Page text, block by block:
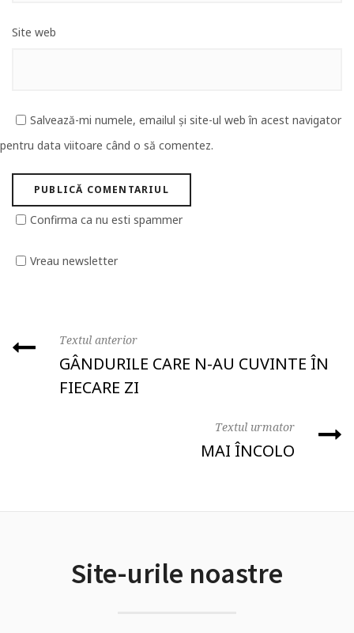
Site web
Salvează-mi numele, emailul și site-ul web în acest navigator
pentru data viitoare când o să comentez.
Confirma ca nu esti spammer
Vreau newsletter
Textul anterior
GÂNDURILE CARE N-AU CUVINTE ÎN
FIECARE ZI
Textul urmator
MAI ÎNCOLO
Site-urile noastre